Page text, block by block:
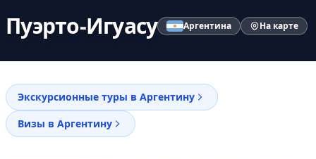
Пуэрто-Игуасу Аргентина На карте
Экскурсионные туры в Аргентину
Визы в Аргентину